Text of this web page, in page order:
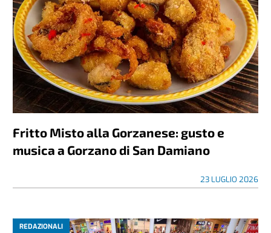
Fritto Misto alla Gorzanese: gusto e
musica a Gorzano di San Damiano
23 LUGLIO 2026
REDAZIONALI